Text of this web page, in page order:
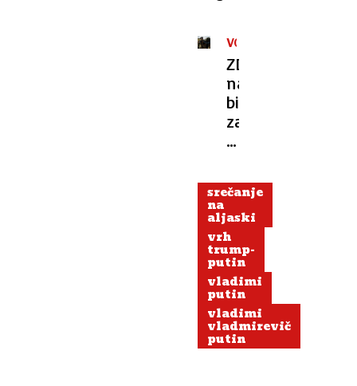
VOJNA
V
UKRAJINI
ZDA
naj
bi
za
Ukrajino
varnostna
zagotovila
srečanje
na
aljaski
vrh
trump-
putin
vladimi
putin
vladimi
vladmirevič
putin